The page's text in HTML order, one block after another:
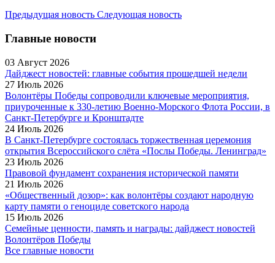
Предыдущая новость Следующая новость
Главные новости
03 Август 2026
Дайджест новостей: главные события прошедшей недели
27 Июль 2026
Волонтёры Победы сопроводили ключевые мероприятия,
приуроченные к 330-летию Военно-Морского Флота России, в
Санкт-Петербурге и Кронштадте
24 Июль 2026
В Санкт-Петербурге состоялась торжественная церемония
открытия Всероссийского слёта «Послы Победы. Ленинград»
23 Июль 2026
Правовой фундамент сохранения исторической памяти
21 Июль 2026
«Общественный дозор»: как волонтёры создают народную
карту памяти о геноциде советского народа
15 Июль 2026
Семейные ценности, память и награды: дайджест новостей
Волонтёров Победы
Все главные новости